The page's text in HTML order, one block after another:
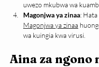
uwezo mkubwa wa
Magonjwa ya zinaa:
Magonjwa ya zinaa
wa kuingia kwa virusi.
Aina za ngono